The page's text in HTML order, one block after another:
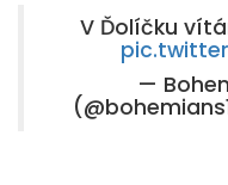
V Ďolíčku
—